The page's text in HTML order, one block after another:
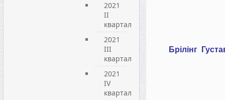
2021
ІІ
квартал
2021
ІІІ
квартал
2021
IV
квартал
Брілінг